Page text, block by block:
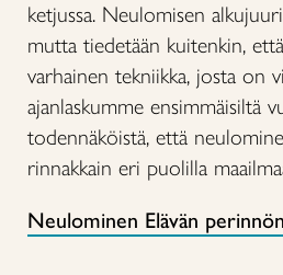
ketjussa. Neulomisen
mutta tiedetään kuitenkin,
varhainen tekniikka, josta on
ajanlaskumme ensimmäisiltä
todennäköistä, että
rinnakkain eri puolilla
Neulominen Elävän